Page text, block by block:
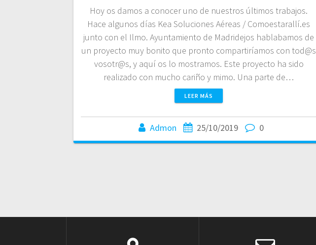
Hoy os damos a conocer uno de nuestros últimos trabajos.
Hace algunos días Kea Soluciones Aéreas / Comoestarallí.es
junto con el Ilmo. Ayuntamiento de Madridejos hablabamos de
un proyecto muy bonito que pronto compartiríamos con tod@s
vosotr@s, y aquí os lo mostramos. Este proyecto ha sido
realizado con mucho cariño y mimo. Una parte de…
LEER MÁS
Admon 25/10/2019 0